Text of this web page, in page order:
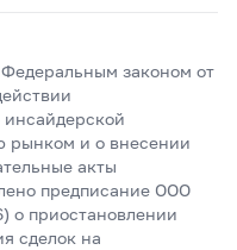
законом от
рынком и о внесении
акты
предписание ООО
о приостановлении
сделок на